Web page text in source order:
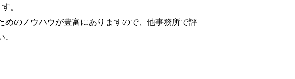
。
のノウハウが豊富にありますので、他事務所で評